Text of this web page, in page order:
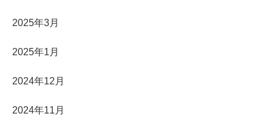
2025年3月
2025年1月
2024年12月
2024年11月